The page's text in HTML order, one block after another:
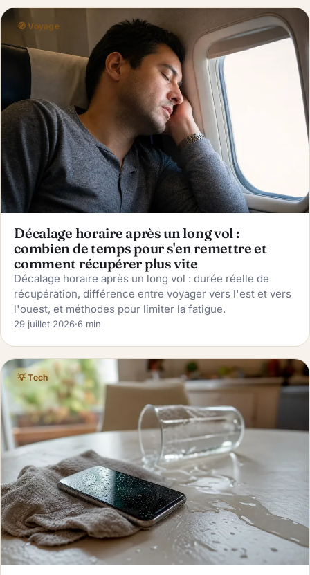
🧭 Voyage
Décalage horaire après un long vol :
combien de temps pour s'en remettre et
comment récupérer plus vite
Décalage horaire après un long vol : durée réelle de
récupération, différence entre voyager vers l'est et vers
l'ouest, et méthodes pour limiter la fatigue.
29 juillet 2026·6 min
💡 Tech